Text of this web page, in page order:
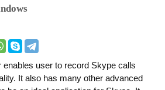
user to record Skype calls
It also has many other advanced